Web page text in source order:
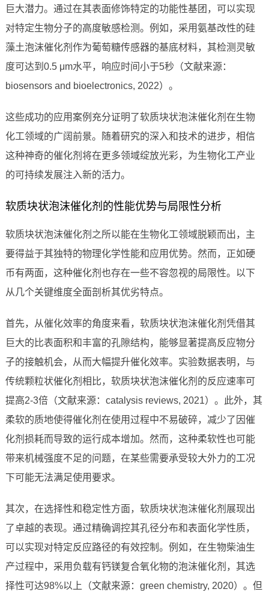
巨大潜力。通过在其表面修饰特定的功能性基团，可以实现
对特定生物分子的高度敏感检测。例如，采用氨基改性的硅
藻土泡沫催化剂作为葡萄糖传感器的基底材料，其检测灵敏
度可达到0.5 μm水平，响应时间小于5秒（文献来源：
biosensors and bioelectronics, 2022）。
这些成功的应用案例充分证明了软质块状泡沫催化剂在生物
化工领域的广阔前景。随着研究的深入和技术的进步，相信
这种神奇的催化剂将在更多领域绽放光彩，为生物化工产业
的可持续发展注入新的活力。
软质块状泡沫催化剂的性能优势与局限性分析
软质块状泡沫催化剂之所以能在生物化工领域脱颖而出，主
要得益于其独特的物理化学性能和应用优势。然而，正如硬
币有两面，这种催化剂也存在一些不容忽视的局限性。以下
从几个关键维度全面剖析其优劣特点。
首先，从催化效率的角度来看，软质块状泡沫催化剂凭借其
巨大的比表面积和丰富的孔隙结构，能够显著提高反应物分
子的接触机会，从而大幅提升催化效率。实验数据表明，与
传统颗粒状催化剂相比，软质块状泡沫催化剂的反应速率可
提高2-3倍（文献来源：catalysis reviews, 2021）。此外，其
柔软的质地使得催化剂在使用过程中不易破碎，减少了因催
化剂损耗而导致的运行成本增加。然而，这种柔软性也可能
带来机械强度不足的问题，在某些需要承受较大外力的工况
下可能无法满足使用要求。
其次，在选择性和稳定性方面，软质块状泡沫催化剂展现出
了卓越的表现。通过精确调控其孔径分布和表面化学性质，
可以实现对特定反应路径的有效控制。例如，在生物柴油生
产过程中，采用负载有钙镁复合氧化物的泡沫催化剂，其选
择性可达98%以上（文献来源：green chemistry, 2020）。但